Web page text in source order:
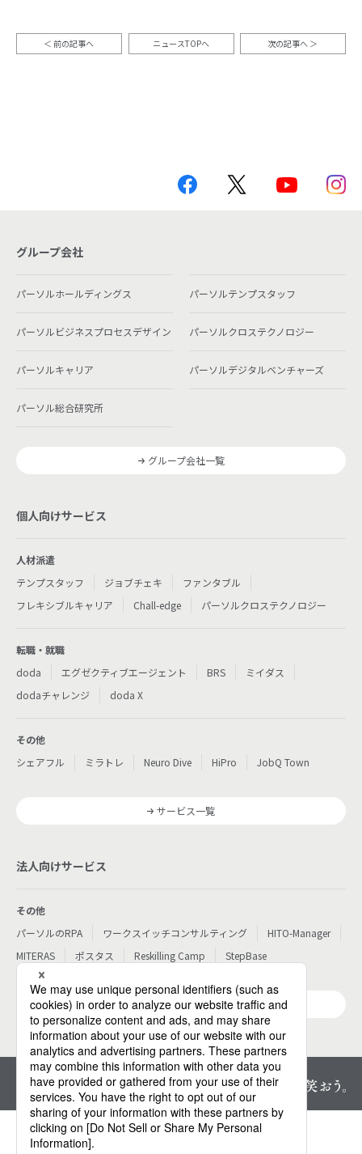
前の記事へ ニュースTOPへ 次の記事へ
グループ会社
パーソルホールディングス パーソルテンプスタッフ
パーソルビジネスプロセスデザイン パーソルクロステクノロジー
パーソルキャリア パーソルデジタルベンチャーズ
パーソル総合研究所
グループ会社一覧
個人向けサービス
人材派遣
テンプスタッフ
ジョブチェキ
ファンタブル
フレキシブルキャリア
Chall-edge パーソルクロステクノロジー
転職・就職
doda
エグゼクティブエージェント BRS
ミイダス
dodaチャレンジ
doda X
その他
シェアフル
ミラトレ Neuro Dive HiPro JobQ Town
サービス一覧
法人向けサービス
その他
パーソルのRPA
ワークスイッチコンサルティング
HITO-Manager
MITERAS
ポスタス Reskilling Camp StepBase
サービス一覧
プライバシーセンター